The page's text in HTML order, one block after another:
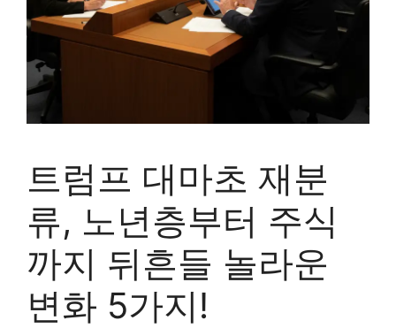
트럼프 대마초 재분
류, 노년층부터 주식
까지 뒤흔들 놀라운
변화 5가지!